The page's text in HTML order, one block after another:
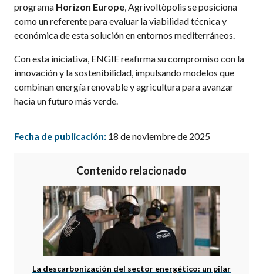
programa Horizon Europe, Agrivoltòpolis se posiciona
como un referente para evaluar la viabilidad técnica y
económica de esta solución en entornos mediterráneos.
Con esta iniciativa, ENGIE reafirma su compromiso con la
innovación y la sostenibilidad, impulsando modelos que
combinan energía renovable y agricultura para avanzar
hacia un futuro más verde.
Fecha de publicación: 18 de noviembre de 2025
Contenido relacionado
La descarbonización del sector energético: un pilar